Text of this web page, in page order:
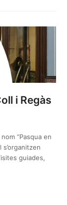
i Regàs
“Pasqua en
s’organitzen
guiades,